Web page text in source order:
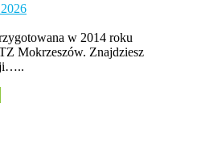
w 2014 roku
Mokrzeszów. Znajdziesz